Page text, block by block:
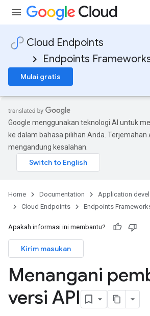
Cloud Endpoints
Endpoints
Mulai gratis
Google menggunakan teknologi AI untuk
ke dalam bahasa pilihan Anda. Terjemahan
mengandung kesalahan.
Home Documentation
Application
Cloud Endpoints
Endpoints
Apakah informasi ini membantu?
Kirim masukan
Menangani
versi API